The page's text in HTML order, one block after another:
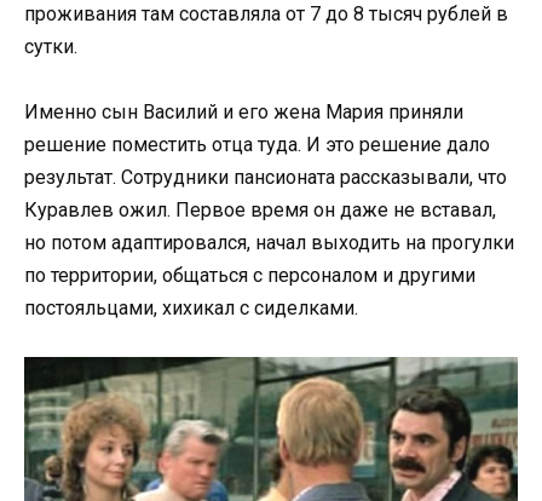
проживания там составляла от 7 до 8 тысяч рублей в
сутки.
Именно сын Василий и его жена Мария приняли
решение поместить отца туда. И это решение дало
результат. Сотрудники пансионата рассказывали, что
Куравлев ожил. Первое время он даже не вставал,
но потом адаптировался, начал выходить на прогулки
по территории, общаться с персоналом и другими
постояльцами, хихикал с сиделками.